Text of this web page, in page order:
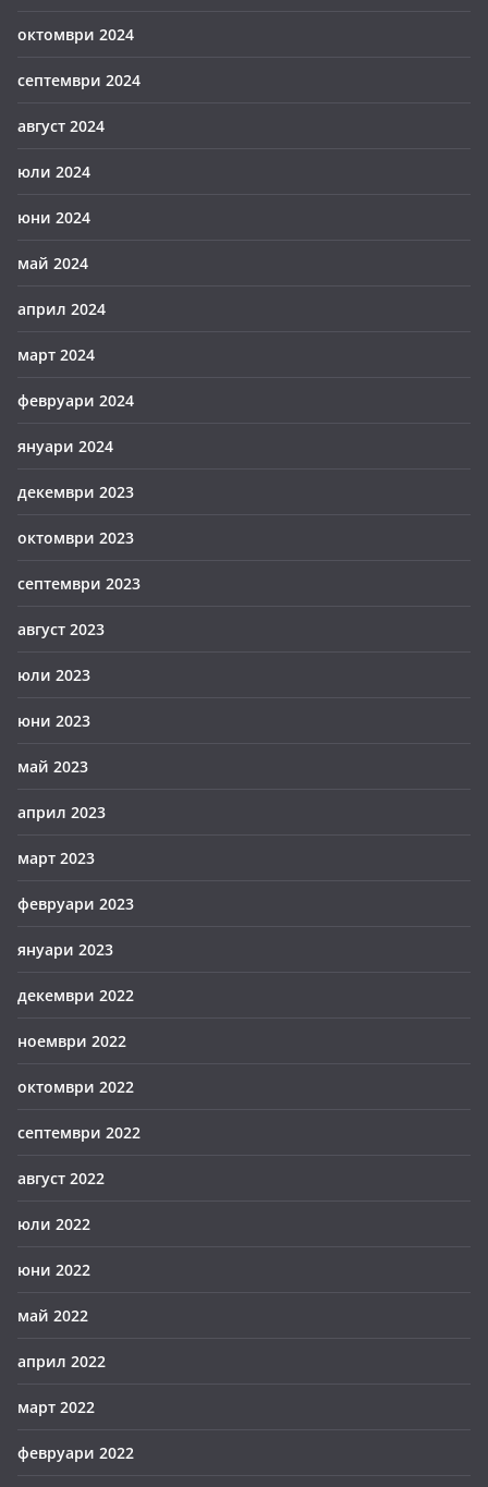
октомври 2024
септември 2024
август 2024
юли 2024
юни 2024
май 2024
април 2024
март 2024
февруари 2024
януари 2024
декември 2023
октомври 2023
септември 2023
август 2023
юли 2023
юни 2023
май 2023
април 2023
март 2023
февруари 2023
януари 2023
декември 2022
ноември 2022
октомври 2022
септември 2022
август 2022
юли 2022
юни 2022
май 2022
април 2022
март 2022
февруари 2022